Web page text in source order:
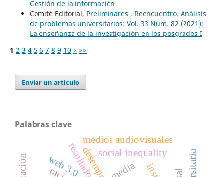
Gestión de la información
Comité Editorial, Preliminares , Reencuentro. Análisis
de problemas universitarios: Vol. 33 Núm. 82 (2021):
La enseñanza de la investigación en los posgrados I
1 2 3 4 5 6 7 8 9 10 > >>
Enviar un artículo
Palabras clave
social inequality
media
medios audiovisuales
web 3.0